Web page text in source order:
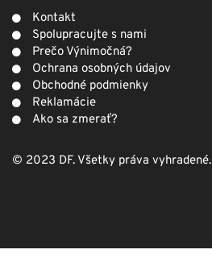
Kontakt
Spolupracujte s nami
Prečo Výnimočná?
Ochrana osobných údajov
Obchodné podmienky
Reklamácie
Ako sa zmerať?
© 2023 DF. Všetky práva vyhradené.